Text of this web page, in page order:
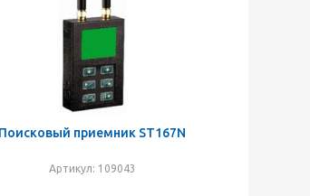
Поисковый приемник ST167N
Артикул: 109043